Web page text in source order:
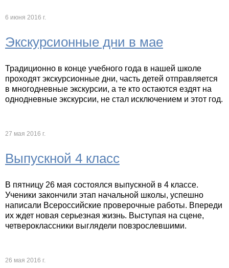
6 июня 2016 г.
Экскурсионные дни в мае
Традиционно в конце учебного года в нашей школе
проходят экскурсионные дни, часть детей отправляется
в многодневные экскурсии, а те кто остаются ездят на
однодневные экскурсии, не стал исключением и этот год.
27 мая 2016 г.
Выпускной 4 класс
В пятницу 26 мая состоялся выпускной в 4 классе.
Ученики закончили этап начальной школы, успешно
написали Всероссийские проверочные работы. Впереди
их ждет новая серьезная жизнь. Выступая на сцене,
четвероклассники выглядели повзрослевшими.
26 мая 2016 г.